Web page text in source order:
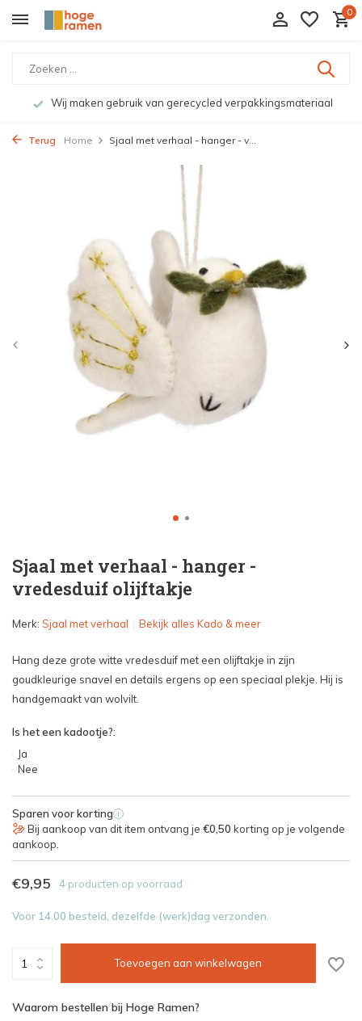
0
Wij maken gebruik van gerecycled verpakkingsmateriaal
Terug Home Sjaal met verhaal - hanger - v...
Sjaal met verhaal - hanger -
vredesduif olijftakje
Merk: Sjaal met verhaal Bekijk alles Kado & meer
Hang deze grote witte vredesduif met een olijftakje in zijn
goudkleurige snavel en details ergens op een speciaal plekje. Hij is
handgemaakt van wolvilt.
Is het een kadootje?:
Ja
Nee
Sparen voor korting i
Bij aankoop van dit item ontvang je €0,50 korting op je volgende
aankoop.
€9,95 4 producten op voorraad
Voor 14.00 besteld, dezelfde (werk)dag verzonden.
Toevoegen aan winkelwagen
Waarom bestellen bij Hoge Ramen?